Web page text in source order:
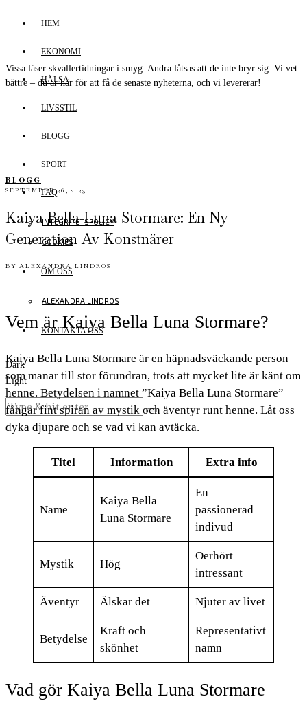
HEM
EKONOMI
HÄLSA
LIVSSTIL
BLOGG
SPORT
FAQ
INTEGRITETSPOLICY
COOKIES
OM OSS
ALEXANDRA LINDROS
KONTAKTA OSS
Dark
Light
Vissa läser skvallertidningar i smyg. Andra låtsas att de inte bryr sig. Vi vet
bättre – du är här för att få de senaste nyheterna, och vi levererar!
BLOGG
SEPTEMBER 26, 2023
Kaiya Bella Luna Stormare: En Ny
Generation Av Konstnärer
BY ALEXANDRA LINDROS
Vem är Kaiya Bella Luna Stormare?
Kaiya Bella Luna Stormare är en häpnadsväckande person
som manar till stor förundran, trots att mycket lite är känt om
henne. Betydelsen i namnet ”Kaiya Bella Luna Stormare”
fångar fint spiran av mystik och äventyr runt henne. Låt oss
dyka djupare och se vad vi kan avtäcka.
Titel Information Extra info
Name
Kaiya Bella
Luna Stormare
En
passionerad
indivud
Mystik Hög
Oerhört
intressant
Äventyr Älskar det Njuter av livet
Betydelse
Kraft och
skönhet
Representativt
namn
Vad gör Kaiya Bella Luna Stormare